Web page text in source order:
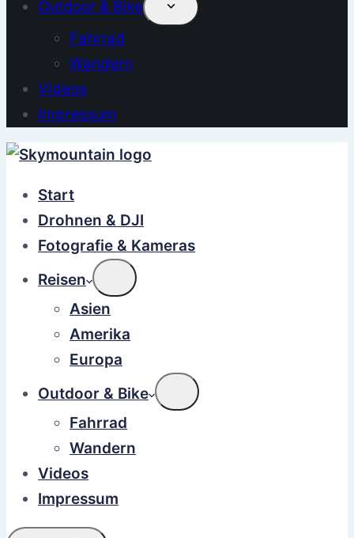
Outdoor & Bike
Fahrrad
Wandern
Videos
Impressum
Start
Drohnen & DJI
Fotografie & Kameras
Reisen
Asien
Amerika
Europa
Outdoor & Bike
Fahrrad
Wandern
Videos
Impressum